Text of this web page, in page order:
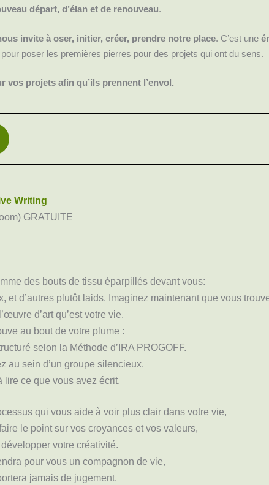
départ, d’élan et de renouveau.
invite à oser, initier, créer, prendre notre place. C’est une
poser les premières pierres pour des projets qui ont du sens.
vos projets afin qu’ils prennent l’envol.
Writing
GRATUITE
des bouts de tissu éparpillés devant vous:
et d’autres plutôt laids. Imaginez maintenant que vous
d’art qu’est votre vie.
au bout de votre plume :
selon la Méthode d’IRA PROGOFF.
au sein d’un groupe silencieux.
lire ce que vous avez écrit.
qui vous aide à voir plus clair dans votre vie,
le point sur vos croyances et vos valeurs,
votre créativité.
pour vous un compagnon de vie,
jamais de jugement.